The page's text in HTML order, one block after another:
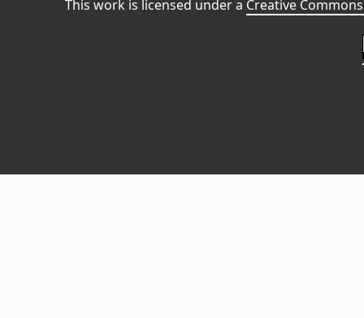
This work is licensed under a Creative